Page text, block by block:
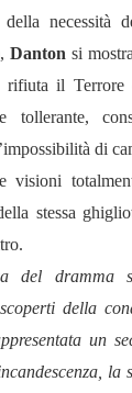
necessità
Danton si
rifiuta il
tollerante,
di
visioni
stessa
del
della
un
la